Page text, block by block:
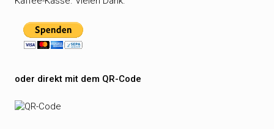
oder direkt mit dem QR-Code